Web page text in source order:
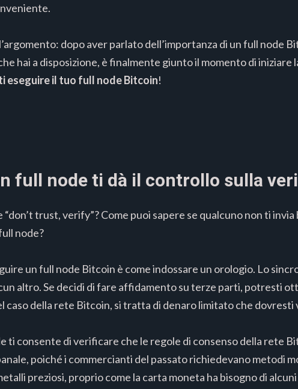
dopo aver parlato dell’importanza di un full node
hai a disposizione, è finalmente giunto il momento di iniziare
eseguire il tuo full node Bitcoin!
full node ti dà il controllo sulla
“don’t trust, verify”? Come puoi sapere se qualcuno non ti
node?
un full node Bitcoin è come indossare un orologio. Lo
altro. Se decidi di fare affidamento su terze parti, potresti
caso della rete Bitcoin, si tratta di denaro limitato che
ti consente di verificare che le regole di consenso della rete
poiché i commercianti del passato richiedevano metodi
preziosi, proprio come la carta moneta ha bisogno di